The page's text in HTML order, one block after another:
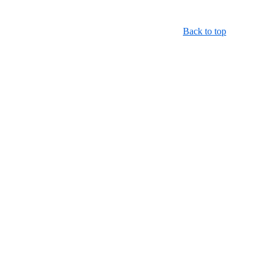
Back to top